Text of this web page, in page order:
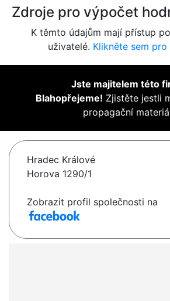
Zdroje pro výpočet
K těmto údajům mají přístup
uživatelé. Klikněte sem pro
Jste majitelem této
Blahopřejeme! Zjistěte jestli
propagační
Hradec Králové
Horova 1290/1
Zobrazit profil společnosti na